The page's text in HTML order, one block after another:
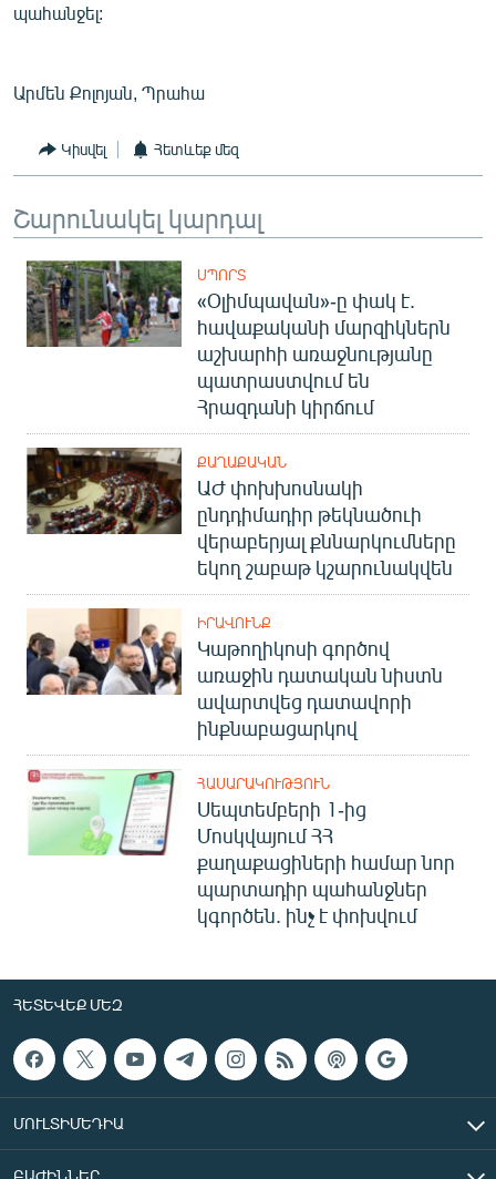
պահանջել:
Արմեն Քոլոյան, Պրահա
Կիսվել Հետևեք մեզ
Շարունակել կարդալ
ՍՊՈՐՏ
«Օլիմպավան»-ը փակ է.
հավաքականի մարզիկներն
աշխարհի առաջնությանը
պատրաստվում են
Հրազդանի կիրճում
ՔԱՂԱՔԱԿԱՆ
ԱԺ փոխխոսնակի
ընդդիմադիր թեկնածուի
վերաբերյալ քննարկումները
եկող շաբաթ կշարունակվեն
ԻՐԱՎՈՒՆՔ
Կաթողիկոսի գործով
առաջին դատական նիստն
ավարտվեց դատավորի
ինքնաբացարկով
ՀԱՍԱՐԱԿՈՒԹՅՈՒՆ
Սեպտեմբերի 1-ից
Մոսկվայում ՀՀ
քաղաքացիների համար նոր
պարտադիր պահանջներ
կգործեն. ինչ է փոխվում
ՀԵՏԵՎԵՔ ՄԵԶ
ՄՈՒԼՏԻՄԵԴԻԱ
ԲԱԺԻՆՆԵՐ